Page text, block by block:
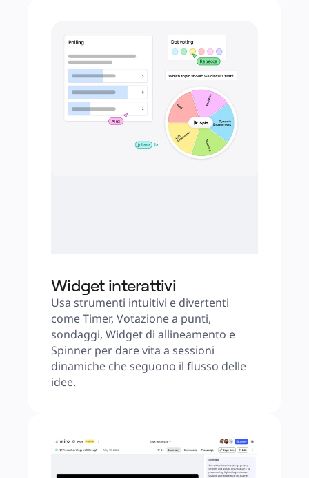
Widget interattivi
Usa strumenti intuitivi e divertenti
come Timer, Votazione a punti,
sondaggi, Widget di allineamento e
Spinner per dare vita a sessioni
dinamiche che seguono il flusso delle
idee.